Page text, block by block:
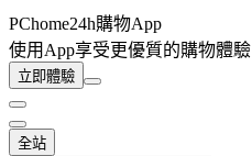
PChome24h購物App
使用App享受更優質的購物體驗
立即體驗
全站